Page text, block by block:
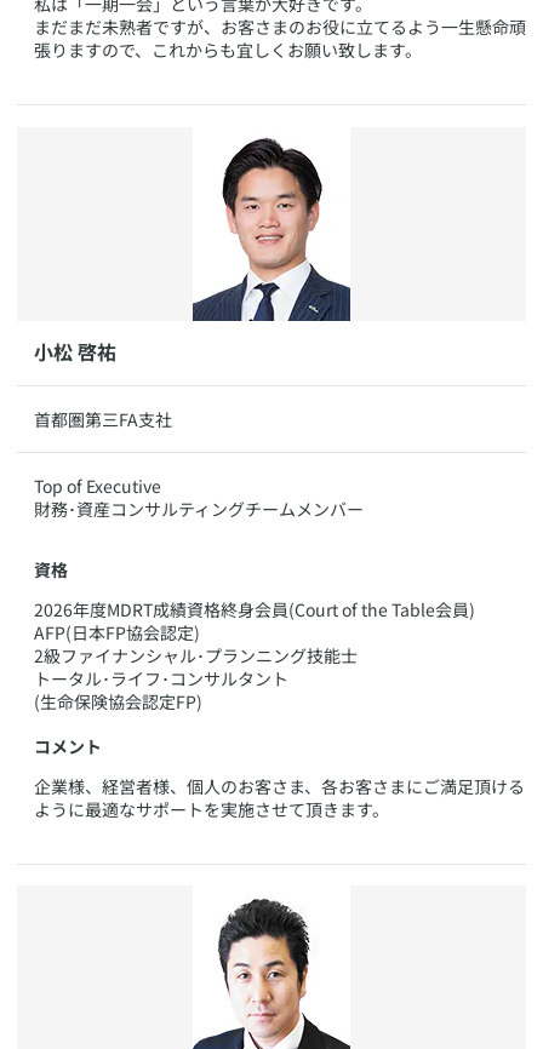
まだまだ未熟者ですが、お客さまのお役に立てるよう一生懸命頑
張りますので、これからも宜しくお願い致します。
​小松 啓祐
​​​首都圏第三FA支社
​​Top of Executive
財務･資産コンサルティングチームメンバー
資格
​2026年度MDRT成績資格終身会員(Court of the Table会員)
AFP(日本FP協会認定)
2級ファイナンシャル･プランニング技能士
トータル･ライフ･コンサルタント
(生命保険協会認定FP)
コメント
​企業様、経営者様、個人のお客さま、各お客さまにご満足頂ける
ように最適なサポートを実施させて頂きます。